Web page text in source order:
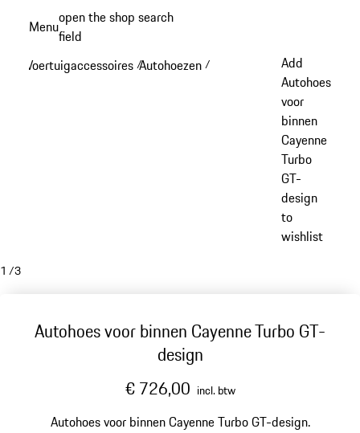
hoofdinhoud
Menuopen the shop search
field
Voertuigaccessoires /Autohoezen /
Add
Autohoes
voor
binnen
Cayenne
Turbo
GT-
design
to
wishlist
1 /3
Autohoes voor binnen Cayenne Turbo GT-
design
€ 726,00 incl. btw
Autohoes voor binnen Cayenne Turbo GT-design.